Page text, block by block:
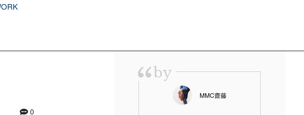
0 “by
MMC齋藤